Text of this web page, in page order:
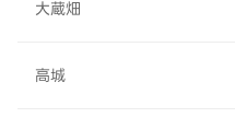
大蔵畑
高城